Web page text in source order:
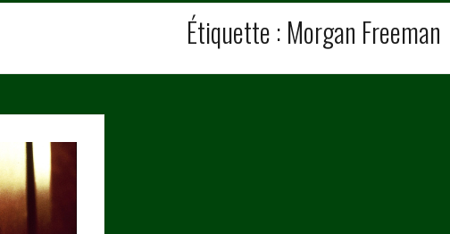
Étiquette : Morgan Freeman